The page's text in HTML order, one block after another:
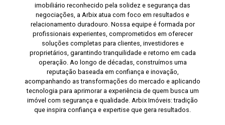
imobiliário reconhecido pela solidez e segurança das
negociações, a Arbix atua com foco em resultados e
relacionamento duradouro. Nossa equipe é formada por
profissionais experientes, comprometidos em oferecer
soluções completas para clientes, investidores e
proprietários, garantindo tranquilidade e retorno em cada
operação. Ao longo de décadas, construímos uma
reputação baseada em confiança e inovação,
acompanhando as transformações do mercado e aplicando
tecnologia para aprimorar a experiência de quem busca um
imóvel com segurança e qualidade. Arbix Imóveis: tradição
que inspira confiança e expertise que gera resultados.